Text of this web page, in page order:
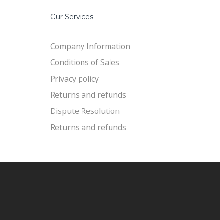
Our Services
Company Information
Conditions of Sales
Privacy policy
Returns and refunds
Dispute Resolution
Returns and refunds